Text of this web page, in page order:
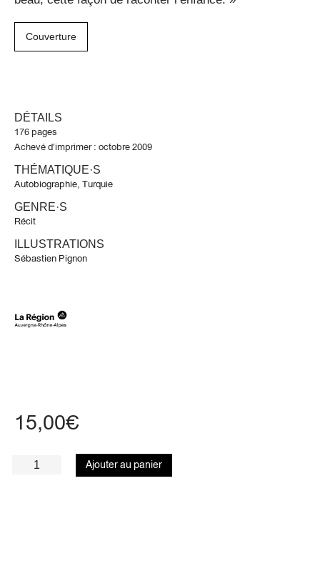
Couverture
DÉTAILS
176 pages
Achevé d'imprimer : octobre 2009
THÉMATIQUE·S
Autobiographie Turquie
GENRE·S
Récit
ILLUSTRATIONS
Sébastien Pignon
15,00€
Ajouter au panier